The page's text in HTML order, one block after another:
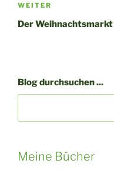
Nächster
Beitrag
WEITER
Der
Blog durchsuchen ...
Meine Bücher